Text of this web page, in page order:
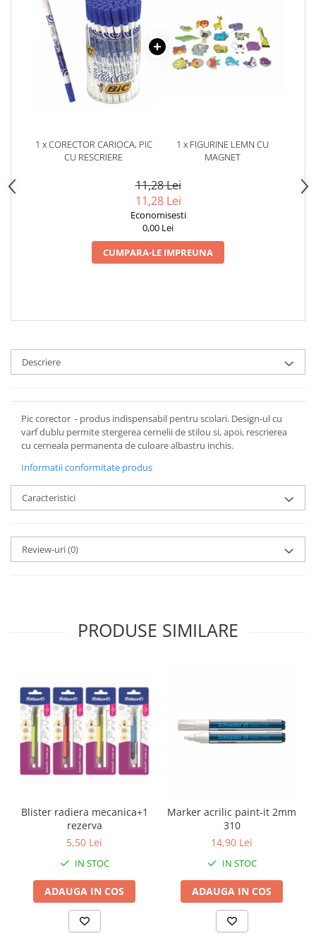
1 x CORECTOR CARIOCA, PIC
CU RESCRIERE
1 x FIGURINE LEMN CU
MAGNET
11,28 Lei
11,28 Lei
Economisesti
0,00 Lei
CUMPARA-LE IMPREUNA
Descriere
Pic corector - produs indispensabil pentru scolari. Design-ul cu
varf dublu permite stergerea cernelii de stilou si, apoi, rescrierea
cu cerneala permanenta de culoare albastru inchis.
Informatii conformitate produs
Caracteristici
Review-uri(0)
PRODUSE SIMILARE
Blister radiera mecanica+1
rezerva
5,50 Lei
IN STOC
ADAUGA IN COS
Marker acrilic paint-it 2mm
310
14,90 Lei
IN STOC
ADAUGA IN COS